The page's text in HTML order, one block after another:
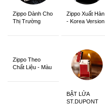
Zippo Dành Cho
Thị Trường
Zippo Xuất Hàn
- Korea Version
Zippo Theo
Chất Liệu - Màu
BẬT LỬA
ST.DUPONT